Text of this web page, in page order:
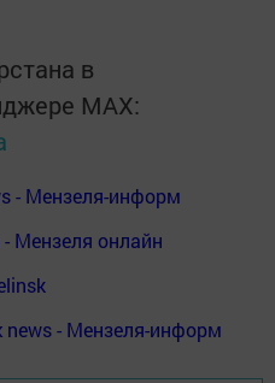
в
MАХ:
- Мензеля-информ
Мензеля онлайн
news - Мензеля-информ